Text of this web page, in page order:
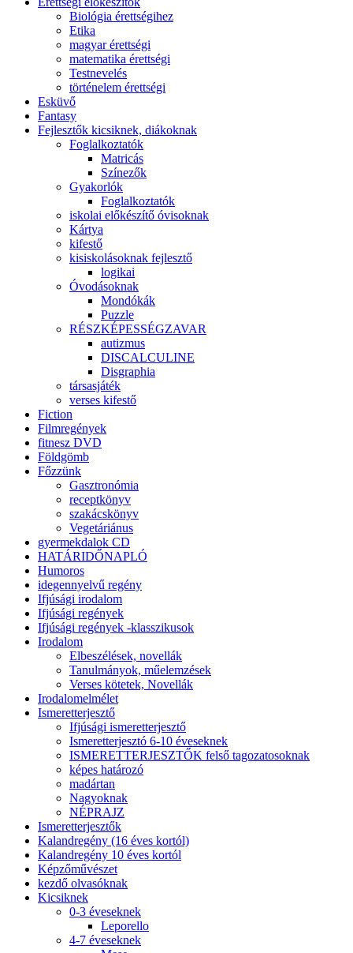
Biológia érettségihez
Etika
magyar érettségi
matematika érettségi
Testnevelés
történelem érettségi
Esküvő
Fantasy
Fejlesztők kicsiknek, diákoknak
Foglalkoztatók
Matricás
Színezők
Gyakorlók
Foglalkoztatók
iskolai előkészítő óvisoknak
Kártya
kifestő
kisiskolásoknak fejlesztő
logikai
Óvodásoknak
Mondókák
Puzzle
RÉSZKÉPESSÉGZAVAR
autizmus
DISCALCULINE
Disgraphia
társasjáték
verses kifestő
Fiction
Filmregények
fitnesz DVD
Földgömb
Főzzünk
Gasztronómia
receptkönyv
szakácskönyv
Vegetáriánus
gyermekdalok CD
HATÁRIDŐNAPLÓ
Humoros
idegennyelvű regény
Ifjúsági irodalom
Ifjúsági regények
Ifjúsági regények -klasszikusok
Irodalom
Elbeszélések, novellák
Tanulmányok, műelemzések
Verses kötetek, Novellák
Irodalomelmélet
Ismeretterjesztő
Ifjúsági ismeretterjesztő
Ismeretterjesztó 6-10 éveseknek
ISMERETTERJESZTŐK felső tagozatosoknak
képes határozó
madártan
Nagyoknak
NÉPRAJZ
Ismeretterjesztők
Kalandregény (16 éves kortól)
Kalandregény 10 éves kortól
Képzőművészet
kezdő olvasóknak
Kicsiknek
0-3 éveseknek
Leporello
4-7 éveseknek